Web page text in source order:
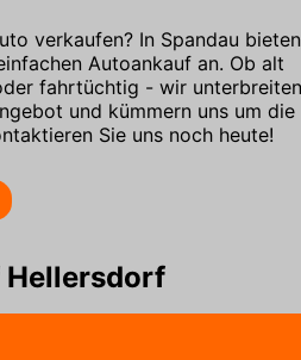
verkaufen? In Spandau bieten
Autoankauf an. Ob alt
fahrtüchtig - wir
und kümmern uns um die
Sie uns noch heute!